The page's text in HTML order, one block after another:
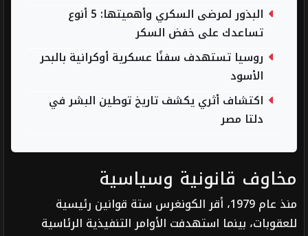
البذور لمرضى السكري وأهميتها: 5 أنوع
تساعدك على خفض السكر
روسيا تستهدف سفنًا عسكرية أوكرانية بالبحر
الأسود
اكتشاف أثري يكشف تاريخ توطين البشر في
دلتا مصر
مخاوف قانونية وسياسية
منذ عام 1979، أقر الكونغرس ستة قوانين رئيسية
للعقوبات، بينما استهدفت الأوامر التنفيذية الرئاسية